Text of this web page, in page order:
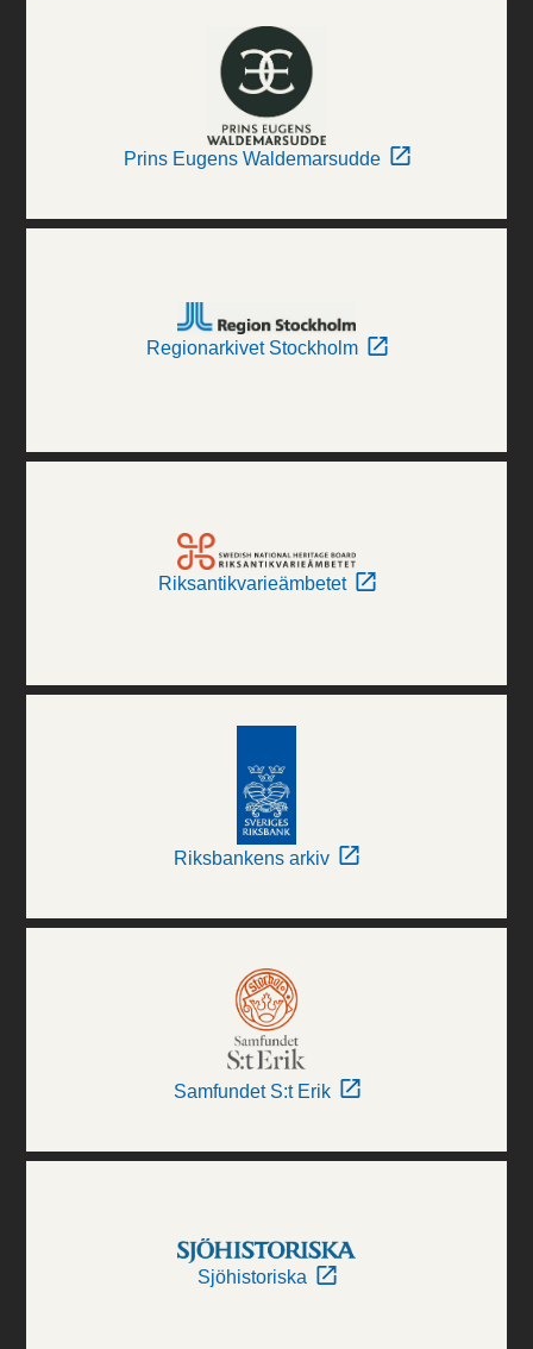
Prins Eugens Waldemarsudde
Regionarkivet Stockholm
Riksantikvarieämbetet
Riksbankens arkiv
Samfundet S:t Erik
Sjöhistoriska